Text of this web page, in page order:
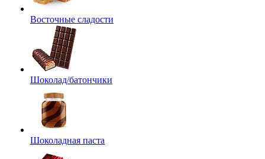
Восточные сладости
Шоколад/батончики
Шоколадная паста